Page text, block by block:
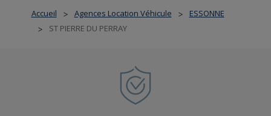
Accueil > Agences Location Véhicule > ESSONNE
> ST PIERRE DU PERRAY